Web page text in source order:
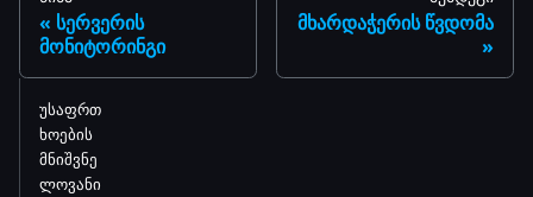
სერვერის
მონიტორინგი
მხარდაჭერის წვდომა
უსაფრთ
ხოების
მნიშვნე
ლოვანი